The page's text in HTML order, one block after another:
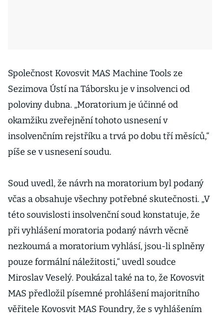
Společnost Kovosvit MAS Machine Tools ze
Sezimova Ústí na Táborsku je v insolvenci od
poloviny dubna. „Moratorium je účinné od
okamžiku zveřejnění tohoto usnesení v
insolvenčním rejstříku a trvá po dobu tří měsíců,“
píše se v usnesení soudu.
Soud uvedl, že návrh na moratorium byl podaný
včas a obsahuje všechny potřebné skutečnosti. „V
této souvislosti insolvenční soud konstatuje, že
při vyhlášení moratoria podaný návrh věcně
nezkoumá a moratorium vyhlásí, jsou-li splněny
pouze formální náležitosti,“ uvedl soudce
Miroslav Veselý. Poukázal také na to, že Kovosvit
MAS předložil písemné prohlášení majoritního
věřitele Kovosvit MAS Foundry, že s vyhlášením